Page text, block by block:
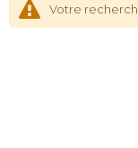
Votre